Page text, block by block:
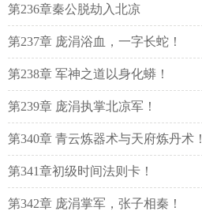
第236章秦公脱劫入北凉
第237章 庞涓浴血，一字长蛇！
第238章 军神之道以身化蟒！
第239章 庞涓执掌北凉军！
第340章 青云炼器术与天府炼丹术！
第341章初级时间法则卡！
第342章 庞涓掌军，张子相秦！